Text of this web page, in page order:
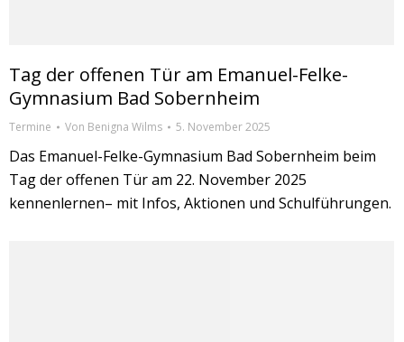
Tag der offenen Tür am Emanuel-Felke-
Gymnasium Bad Sobernheim
Termine Von Benigna Wilms 5. November 2025
Das Emanuel-Felke-Gymnasium Bad Sobernheim beim
Tag der offenen Tür am 22. November 2025
kennenlernen– mit Infos, Aktionen und Schulführungen.